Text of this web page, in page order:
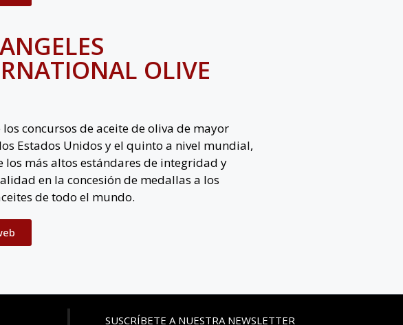
OLIVE
los concursos de aceite de oliva de mayor
Estados Unidos y el quinto a nivel mundial,
los más altos estándares de integridad y
en la concesión de medallas a los
de todo el mundo.
SUSCRÍBETE A NUESTRA NEWSLETTER